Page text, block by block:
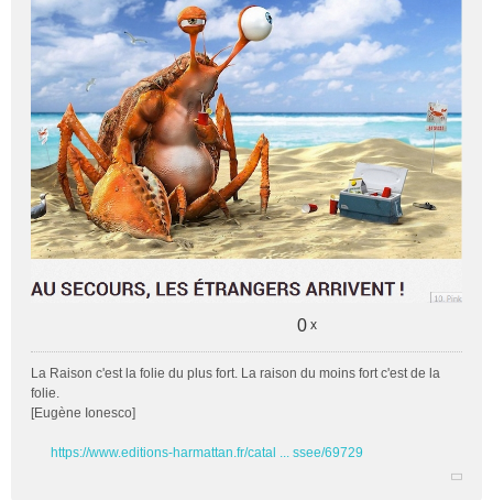
s
s
a
e
n
o
n
l
u
0 x
La Raison c'est la folie du plus fort. La raison du moins fort c'est de la
folie.
[Eugène Ionesco]
https://www.editions-harmattan.fr/catal ... ssee/69729